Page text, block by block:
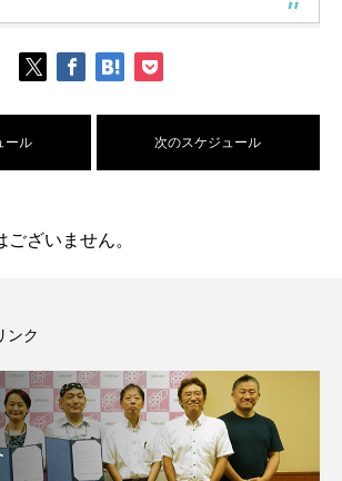
ール 次のスケジュール
ざいません。
ンク